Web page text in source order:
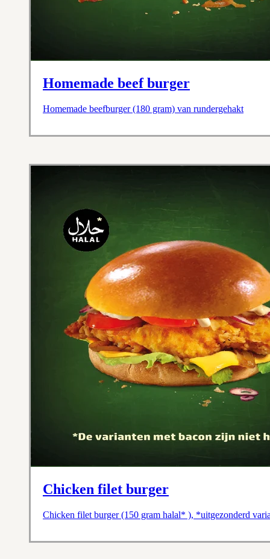
Homemade beef burger
Homemade beefburger (180 gram) van rundergehakt
Chicken filet burger
Chicken filet burger (150 gram halal* ), *uitgezonderd